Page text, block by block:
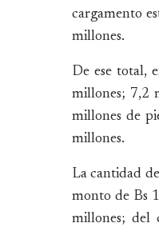
cargamento
millones.
De ese total,
millones; 7,2
millones de
millones.
La cantidad
monto de Bs
millones; del